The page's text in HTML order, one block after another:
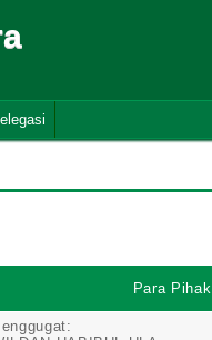
Para Pihak